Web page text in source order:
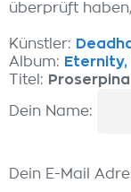
überprüft
Künstler:
Album: Eternity,
Titel: Proserpina
Dein Name:
Dein E-Mail